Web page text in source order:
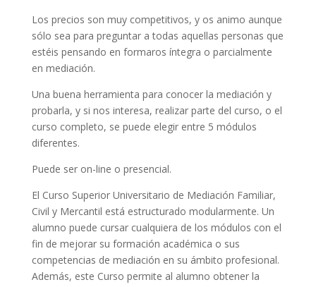
Los precios son muy competitivos, y os animo aunque
sólo sea para preguntar a todas aquellas personas que
estéis pensando en formaros íntegra o parcialmente
en mediación.
Una buena herramienta para conocer la mediación y
probarla, y si nos interesa, realizar parte del curso, o el
curso completo, se puede elegir entre 5 módulos
diferentes.
Puede ser on-line o presencial.
El Curso Superior Universitario de Mediación Familiar,
Civil y Mercantil está estructurado modularmente. Un
alumno puede cursar cualquiera de los módulos con el
fin de mejorar su formación académica o sus
competencias de mediación en su ámbito profesional.
Además, este Curso permite al alumno obtener la